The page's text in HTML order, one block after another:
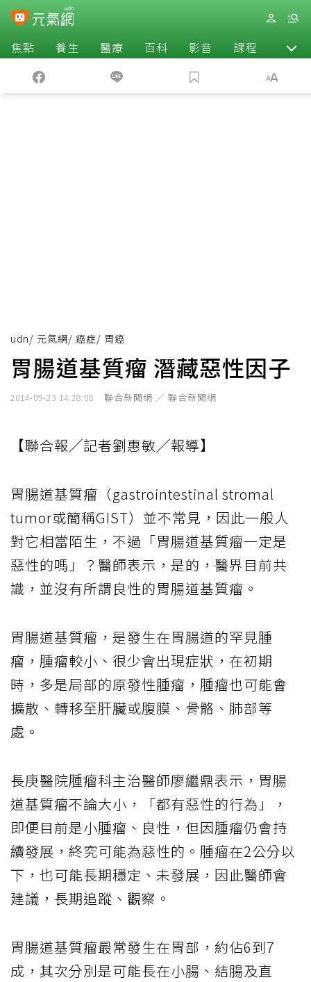
焦點 養生 醫療 百科 影音 課程 退休
udn/ 元氣網/ 癌症/ 胃癌
胃腸道基質瘤 潛藏惡性因子
2014-09-23 14:28:08 聯合新聞網 ／ 聯合新聞網
【聯合報╱記者劉惠敏╱報導】
胃腸道基質瘤（gastrointestinal stromal
tumor或簡稱GIST）並不常見，因此一般人
對它相當陌生，不過「胃腸道基質瘤一定是
惡性的嗎」？醫師表示，是的，醫界目前共
識，並沒有所謂良性的胃腸道基質瘤。
胃腸道基質瘤，是發生在胃腸道的罕見腫
瘤，腫瘤較小、很少會出現症狀，在初期
時，多是局部的原發性腫瘤，腫瘤也可能會
擴散、轉移至肝臟或腹膜、骨骼、肺部等
處。
長庚醫院腫瘤科主治醫師廖繼鼎表示，胃腸
道基質瘤不論大小，「都有惡性的行為」，
即便目前是小腫瘤、良性，但因腫瘤仍會持
續發展，終究可能為惡性的。腫瘤在2公分以
下，也可能長期穩定、未發展，因此醫師會
建議，長期追蹤、觀察。
胃腸道基質瘤最常發生在胃部，約佔6到7
成，其次分別是可能長在小腸、結腸及直